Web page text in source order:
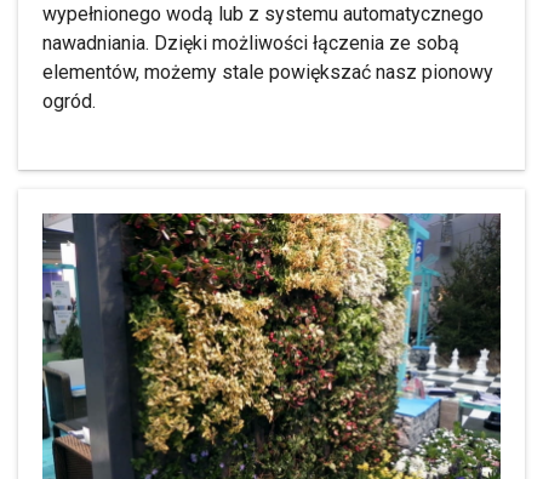
wypełnionego wodą lub z systemu automatycznego
nawadniania. Dzięki możliwości łączenia ze sobą
elementów, możemy stale powiększać nasz pionowy
ogród.